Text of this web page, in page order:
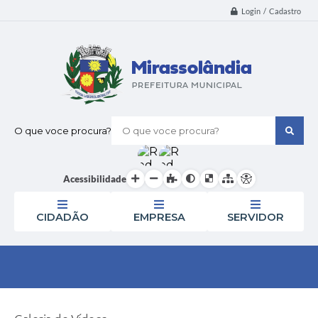
Login / Cadastro
O que voce procura?
Acessibilidade
CIDADÃO EMPRESA SERVIDOR